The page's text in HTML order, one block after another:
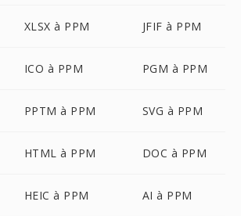
XLSX à PPM JFIF à PPM
ICO à PPM PGM à PPM
PPTM à PPM SVG à PPM
HTML à PPM DOC à PPM
HEIC à PPM AI à PPM